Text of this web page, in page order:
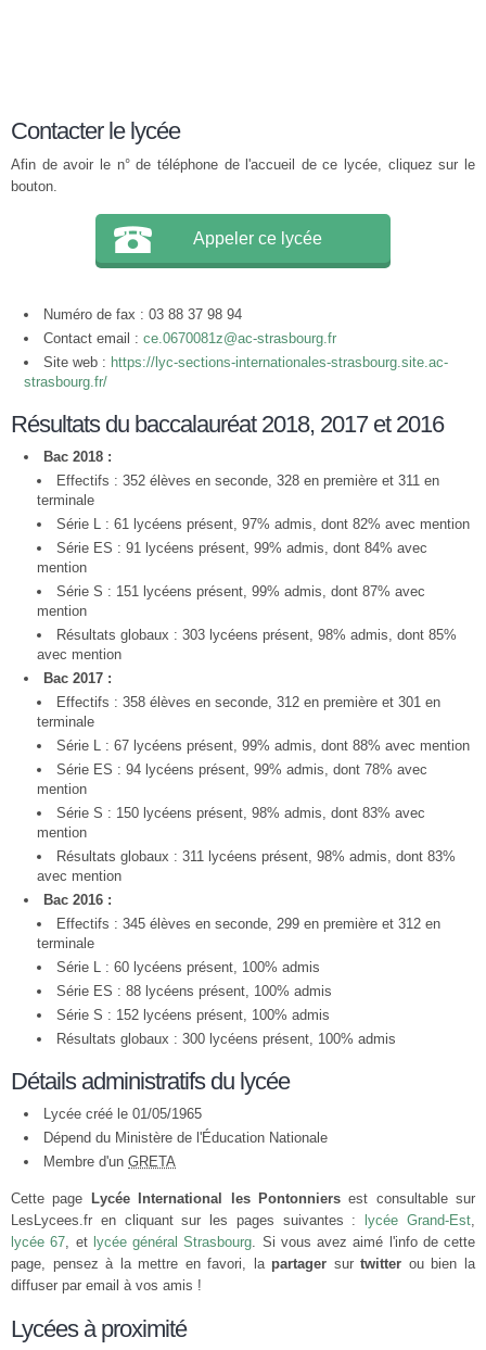
Contacter le lycée
Afin de avoir le n° de téléphone de l'accueil de ce lycée, cliquez sur le
bouton.
Appeler ce lycée
Numéro de fax : 03 88 37 98 94
Contact email : ce.0670081z@ac-strasbourg.fr
Site web : https://lyc-sections-internationales-strasbourg.site.ac-
strasbourg.fr/
Résultats du baccalauréat 2018, 2017 et 2016
Bac 2018 :
Effectifs : 352 élèves en seconde, 328 en première et 311 en
terminale
Série L : 61 lycéens présent, 97% admis, dont 82% avec mention
Série ES : 91 lycéens présent, 99% admis, dont 84% avec
mention
Série S : 151 lycéens présent, 99% admis, dont 87% avec
mention
Résultats globaux : 303 lycéens présent, 98% admis, dont 85%
avec mention
Bac 2017 :
Effectifs : 358 élèves en seconde, 312 en première et 301 en
terminale
Série L : 67 lycéens présent, 99% admis, dont 88% avec mention
Série ES : 94 lycéens présent, 99% admis, dont 78% avec
mention
Série S : 150 lycéens présent, 98% admis, dont 83% avec
mention
Résultats globaux : 311 lycéens présent, 98% admis, dont 83%
avec mention
Bac 2016 :
Effectifs : 345 élèves en seconde, 299 en première et 312 en
terminale
Série L : 60 lycéens présent, 100% admis
Série ES : 88 lycéens présent, 100% admis
Série S : 152 lycéens présent, 100% admis
Résultats globaux : 300 lycéens présent, 100% admis
Détails administratifs du lycée
Lycée créé le 01/05/1965
Dépend du Ministère de l'Éducation Nationale
Membre d'un GRETA
Cette page Lycée International les Pontonniersest consultable sur
LesLycees.fr en cliquant sur les pages suivantes :
lycée Grand-Est,
lycée 67, et lycée général Strasbourg. Si vous avez aimé l'info de cette
page, pensez à la mettre en favori, la partager surtwitter ou bien la
diffuser par email à vos amis !
Lycées à proximité